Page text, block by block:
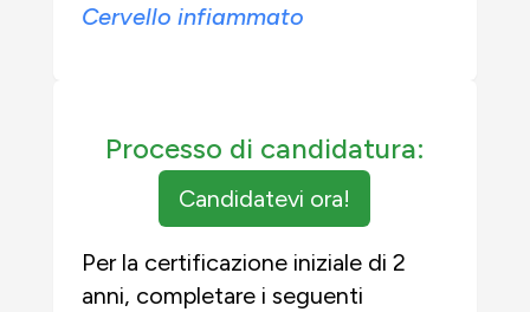
Cervello infiammato
Processo di candidatura:
Candidatevi ora!
Per la certificazione iniziale di 2
anni, completare i seguenti